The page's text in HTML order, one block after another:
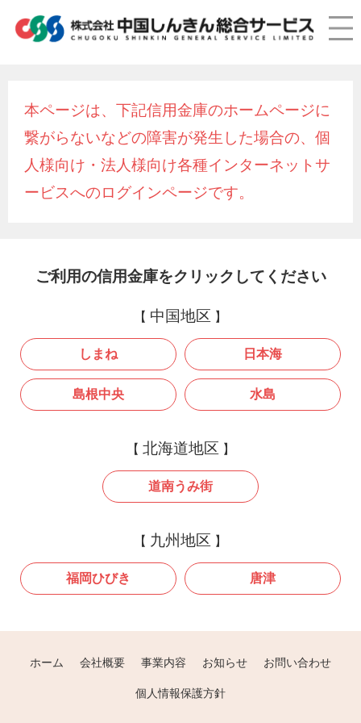
本ページは、下記信用金庫のホームページに
繋がらないなどの障害が発生した場合の、個
人様向け・法人様向け各種インターネットサ
ービスへのログインページです。
ご利用の信用金庫をクリックしてください
中国地区
しまね 日本海
島根中央 水島
北海道地区
道南うみ街
九州地区
福岡ひびき 唐津
ホーム 会社概要 事業内容 お知らせ お問い合わせ
個人情報保護方針